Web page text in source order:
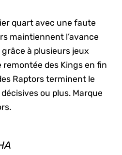
quart avec une faute
maintiennent l’avance
à plusieurs jeux
des Kings en fin
Raptors terminent le
ou plus. Marque